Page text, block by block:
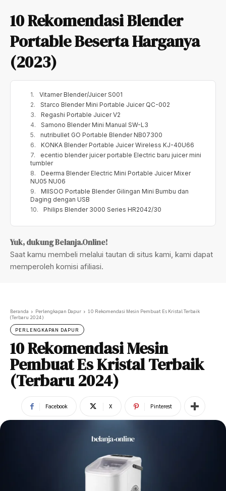
10 Rekomendasi Blender
Portable Beserta Harganya
(2023)
Vitamer Blender/Juicer S001
Starco Blender Mini Portable Juicer QC-002
Regashi Portable Juicer V2
Samono Blender Mini Manual SW-L3
nutribullet GO Portable Blender NB07300
KONKA Blender Portable Juicer Wireless KJ-40U66
ecentio blender juicer portable Electric baru juicer mini
tumbler
Deerma Blender Electric Mini Portable Juicer Mixer
NU05 NU06
MIISOO Portable Blender Gilingan Mini Bumbu dan
Daging dengan USB
Philips Blender 3000 Series HR2042/30
Yuk, dukung Belanja.Online!
Saat kamu membeli melalui tautan di situs kami, kami dapat
memperoleh komisi afiliasi.